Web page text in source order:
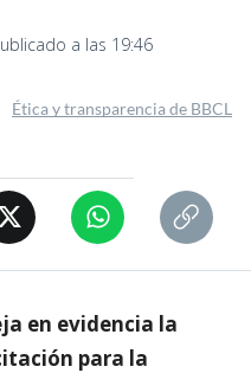
a las 19:46
Ética y transparencia de BBCL
en evidencia la
para la